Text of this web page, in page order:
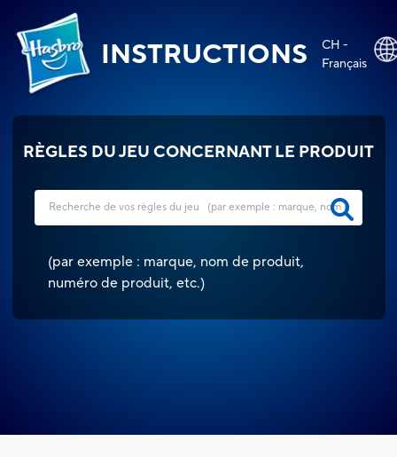
INSTRUCTIONS
CH -
Français
RÈGLES DU JEU CONCERNANT LE PRODUIT
(par exemple : marque, nom de produit,
numéro de produit, etc.)